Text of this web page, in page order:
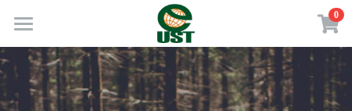
0
Home
規劃服務
×
商品分類
所有商品分類